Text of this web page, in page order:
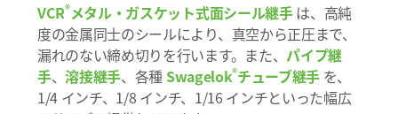
VCR®メタル・ガスケット式面シール継手は、高純
度の金属同士のシールにより、真空から正圧まで、
漏れのない締め切りを行います。また、パイプ継
手、溶接継手、各種 Swagelok®チューブ継手 を、
1/4 インチ、1/8 インチ、1/16 インチといった幅広